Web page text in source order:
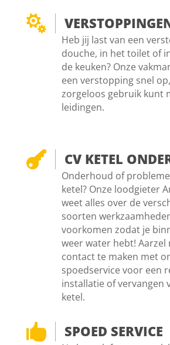

Heb jij last van een
douche, in het toilet of
de keuken? Onze
een verstopping snel
zorgeloos gebruik kunt
leidingen.
 CV KETEL
Onderhoud of
ketel? Onze loodgieter
weet alles over de
soorten
voorkomen zodat je
weer water hebt! Aarzel
contact te maken met
spoedservice voor een
installatie of vervangen
ketel.
 SPOED SERVICE